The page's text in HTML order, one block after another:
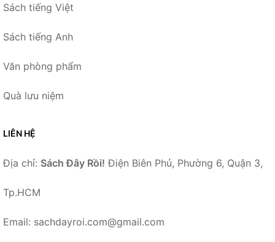
Sách tiếng Việt
Sách tiếng Anh
Văn phòng phẩm
Quà lưu niệm
LIÊN HỆ
Địa chỉ: Sách Đây Rồi! Điện Biên Phủ, Phường 6, Quận 3,
Tp.HCM
Email: sachdayroi.com@gmail.com